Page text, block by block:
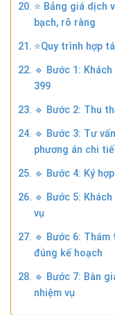
⭐ Bảng giá dịch
bạch, rõ ràng
⭐Quy trình hợp
🔹 Bước 1:
399
🔹 Bước 2: Thu
🔹 Bước 3: Tư
phương án chi
🔹 Bước 4: Ký
🔹 Bước 5:
vụ
🔹 Bước 6:
đúng kế hoạch
🔹 Bước 7: Bàn
nhiệm vụ